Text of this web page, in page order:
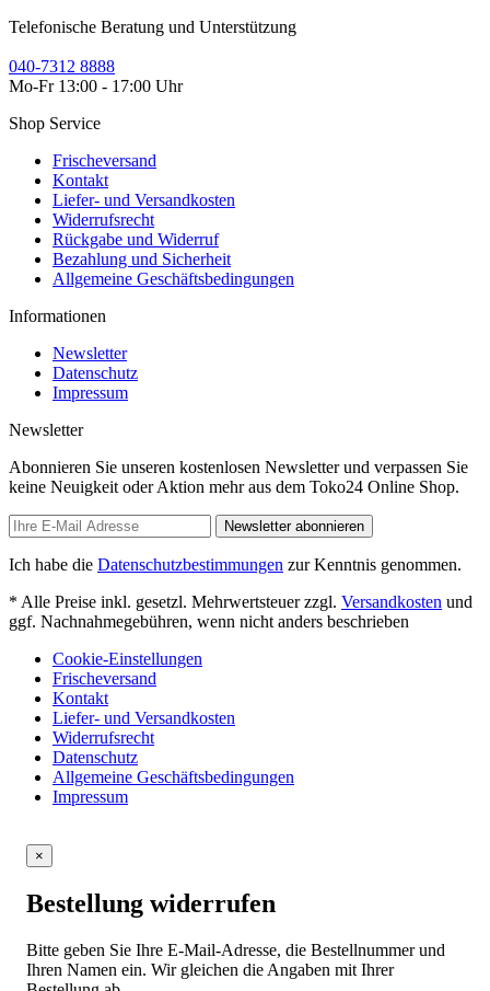
Telefonische Beratung und Unterstützung
040-7312 8888
Mo-Fr 13:00 - 17:00 Uhr
Shop Service
Frischeversand
Kontakt
Liefer- und Versandkosten
Widerrufsrecht
Rückgabe und Widerruf
Bezahlung und Sicherheit
Allgemeine Geschäftsbedingungen
Informationen
Newsletter
Datenschutz
Impressum
Newsletter
Abonnieren Sie unseren kostenlosen Newsletter und verpassen Sie
keine Neuigkeit oder Aktion mehr aus dem Toko24 Online Shop.
Newsletter abonnieren
Ich habe die Datenschutzbestimmungen zur Kenntnis genommen.
* Alle Preise inkl. gesetzl. Mehrwertsteuer zzgl. Versandkosten und
ggf. Nachnahmegebühren, wenn nicht anders beschrieben
Cookie-Einstellungen
Frischeversand
Kontakt
Liefer- und Versandkosten
Widerrufsrecht
Datenschutz
Allgemeine Geschäftsbedingungen
Impressum
×
Bestellung widerrufen
Bitte geben Sie Ihre E-Mail-Adresse, die Bestellnummer und
Ihren Namen ein. Wir gleichen die Angaben mit Ihrer